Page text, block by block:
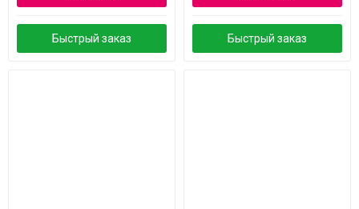
Быстрый заказ Быстрый заказ